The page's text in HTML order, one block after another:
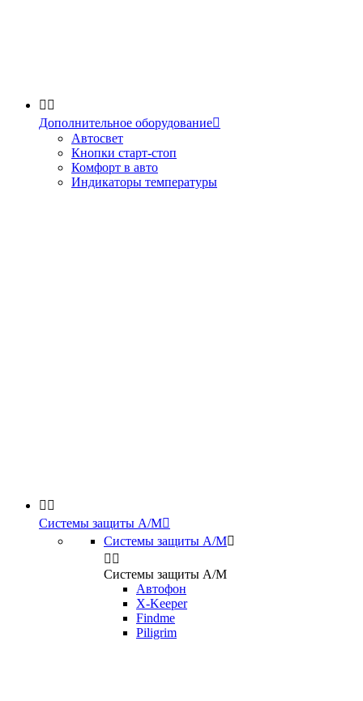
 
Дополнительное оборудование
Автосвет
Кнопки старт-стоп
Комфорт в авто
Индикаторы температуры
 
Системы защиты А/М
Системы защиты А/М
 
Системы защиты А/М
Автофон
X-Keeper
Findme
Piligrim